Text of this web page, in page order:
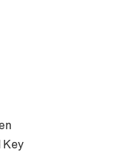
Key